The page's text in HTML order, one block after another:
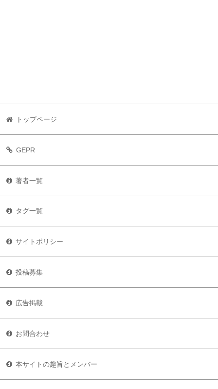
トップページ
GEPR
著者一覧
タグ一覧
サイトポリシー
投稿募集
広告掲載
お問合わせ
本サイトの趣旨とメンバー